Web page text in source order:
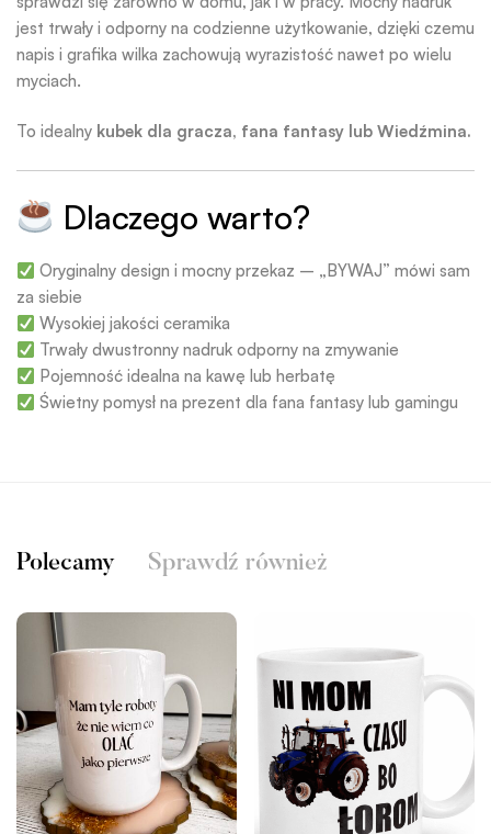
jest trwały i odporny na codzienne użytkowanie, dzięki czemu
napis i grafika wilka zachowują wyrazistość nawet po wielu
myciach.
To idealny kubek dla gracza, fana fantasy lub Wiedźmina.
Dlaczego warto?
Oryginalny design i mocny przekaz – „BYWAJ” mówi sam
za siebie
Wysokiej jakości ceramika
Trwały dwustronny nadruk odporny na zmywanie
Pojemność idealna na kawę lub herbatę
Świetny pomysł na prezent dla fana fantasy lub gamingu
Polecamy Sprawdź również